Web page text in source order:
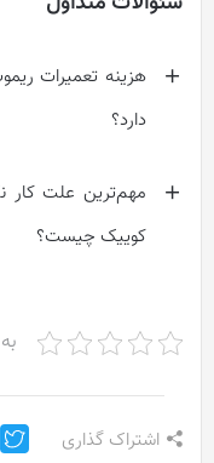
هزینه تعمیرات
دارد؟
مهم‌ترین علت کار
کوییک چیست؟
اشتراک گذاری